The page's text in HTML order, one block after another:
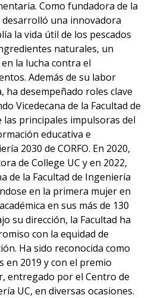
Como fundadora de la
una innovadora
la vida útil de los pescados
naturales, un
la lucha contra el
Además de su labor
ha desempeñado roles clave
Vicedecana de la Facultad de
las principales impulsoras del
educativa e
2030 de CORFO. En 2020,
de College UC y en 2022,
de la Facultad de Ingeniería
en la primera mujer en
en sus más de 130
su dirección, la Facultad ha
con la equidad de
Ha sido reconocida como
en 2019 y con el premio
entregado por el Centro de
UC, en diversas ocasiones.